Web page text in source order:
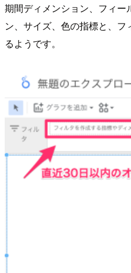
期間ディメンション、フィー
ン、サイズ、色の指標と、
るようです。